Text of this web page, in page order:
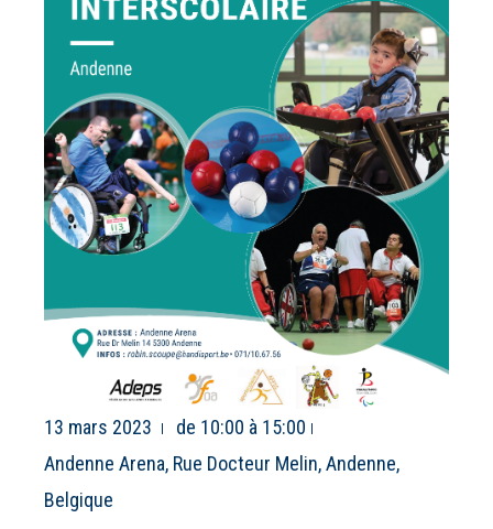
13 mars 2023
de 10:00 à 15:00
Andenne Arena, Rue Docteur Melin, Andenne,
Belgique